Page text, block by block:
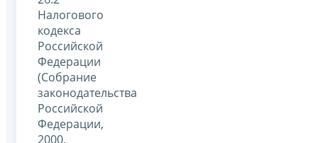
Налогового
кодекса
Российской
Федерации
(Собрание
законодательства
Российской
Федерации,
2000,